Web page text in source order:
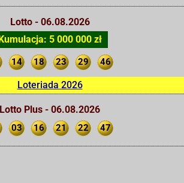
Lotto - 06.08.2026
5 000 000 zł
14 18 23 29 46
Loteriada 2026
Lotto Plus - 06.08.2026
03 16 21 22 47